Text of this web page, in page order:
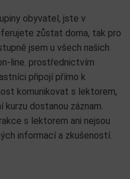
obyvatel, jste v
zůstat doma, tak pro
jsem u všech našich
line. prostřednictvím
připojí přímo k
komunikovat s lektorem,
dostanou záznam.
s lektorem ani nejsou
informací a zkušeností.